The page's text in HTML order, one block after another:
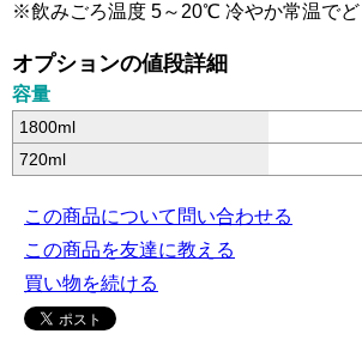
※飲みごろ温度 5～20℃ 冷やか常温でど
オプションの値段詳細
容量
1800ml
720ml
この商品について問い合わせる
この商品を友達に教える
買い物を続ける